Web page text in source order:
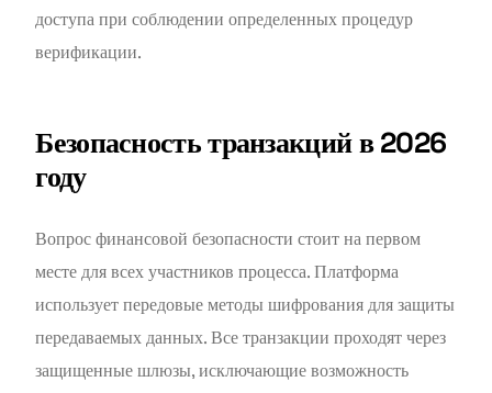
доступа при соблюдении определенных процедур
верификации.
Безопасность транзакций в 2026
году
Вопрос финансовой безопасности стоит на первом
месте для всех участников процесса. Платформа
использует передовые методы шифрования для защиты
передаваемых данных. Все транзакции проходят через
защищенные шлюзы, исключающие возможность